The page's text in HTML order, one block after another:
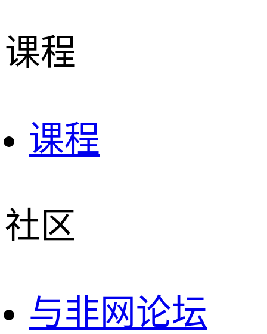
课程
课程
社区
与非网论坛